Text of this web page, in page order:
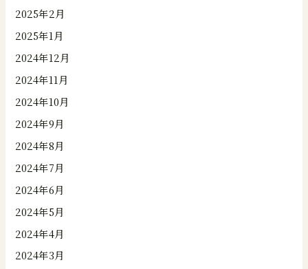
2025年2月
2025年1月
2024年12月
2024年11月
2024年10月
2024年9月
2024年8月
2024年7月
2024年6月
2024年5月
2024年4月
2024年3月